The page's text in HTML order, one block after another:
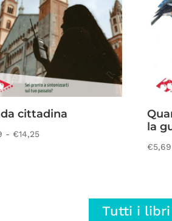
cittadina
- €14,25Fascia
la
€5,69
Tutti i libri